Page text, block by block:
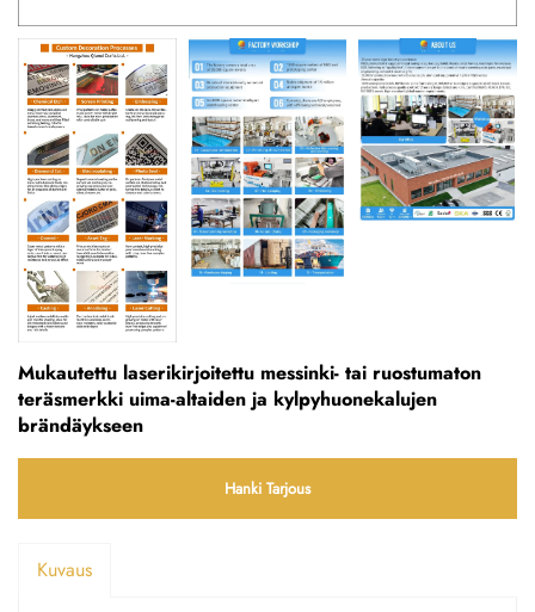
Mukautettu laserikirjoitettu messinki- tai ruostumaton
teräsmerkki uima-altaiden ja kylpyhuonekalujen
brändäykseen
Hanki Tarjous
Kuvaus